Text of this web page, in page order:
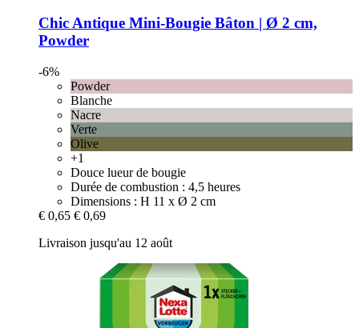
Chic Antique Mini-​Bougie Bâton | Ø 2 cm,
Powder
-6%
Powder
Blanche
Nacre
Verte
Olive
+1
Douce lueur de bougie
Durée de combustion : 4,5 heures
Dimensions : H 11 x Ø 2 cm
€ 0,65 € 0,69
Livraison jusqu'au 12 août